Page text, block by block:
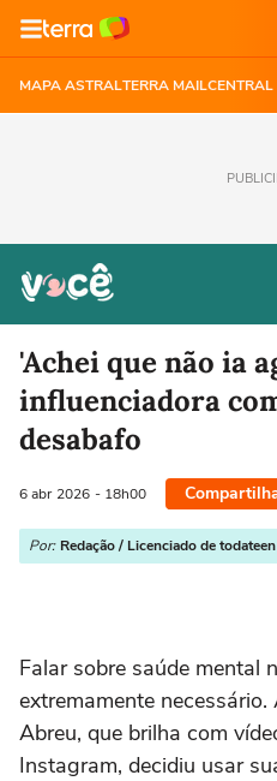
MAPA ASTRALTERRA MAIL
'Achei que não ia
influenciadora
desabafo
6 abr 2026 - 18h00
Por: Redação / Licenciado de todateen
Falar sobre saúde mental
extremamente
Abreu, que brilha com
Instagram, decidiu usar